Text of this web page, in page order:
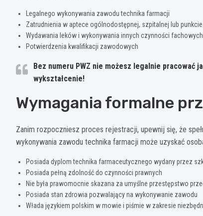
Legalnego wykonywania zawodu technika farmacji
Zatrudnienia w aptece ogólnodostępnej, szpitalnej lub
Wydawania leków i wykonywania innych czynności fachowych
Potwierdzenia kwalifikacji zawodowych
Bez numeru PWZ nie możesz legalnie
wykształcenie!
Wymagania formalne
Zanim rozpoczniesz proces rejestracji, upewnij się, że
wykonywania zawodu technika farmacji może uzyskać
Posiada dyplom technika farmaceutycznego wydany przez
Posiada pełną zdolność do czynności prawnych
Nie była prawomocnie skazana za umyślne przestępstwo
Posiada stan zdrowia pozwalający na wykonywanie zawodu
Włada językiem polskim w mowie i piśmie w zakresie